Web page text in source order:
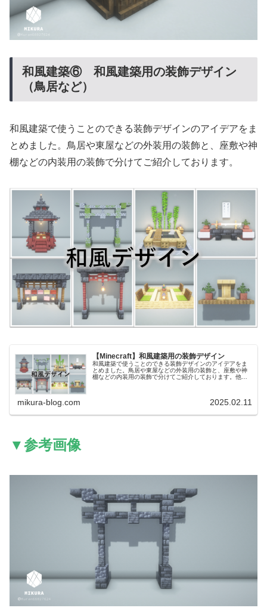
和風建築⑥ 和風建築用の装飾デザイン
（鳥居など）
和風建築で使うことのできる装飾デザインのアイデアをま
とめました。鳥居や東屋などの外装用の装飾と、座敷や神
棚などの内装用の装飾で分けてご紹介しております。
【Minecraft】和風建築用の装飾デザイン
和風建築で使うことのできる装飾デザインのアイデアをま
とめました。鳥居や東屋などの外装用の装飾と、座敷や神
棚などの内装用の装飾で分けてご紹介しております。他に
mikura-blog.com 2025.02.11
▼参考画像